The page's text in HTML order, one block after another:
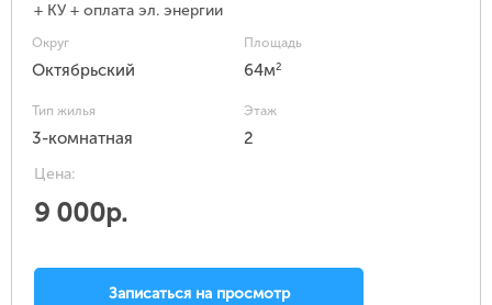
+ КУ + оплата эл. энергии
Округ
Октябрьский
Площадь
64м2
Тип жилья
3-комнатная
Этаж
2
Цена:
9 000р.
Записаться на просмотр